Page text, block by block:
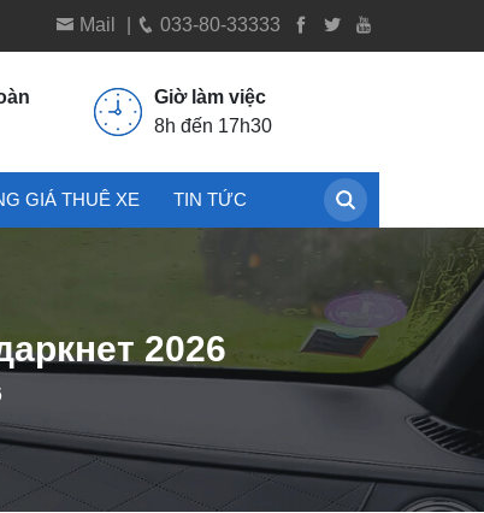
Mail 033-80-33333
Giờ làm việc
8h đến 17h30
GIÁ THUÊ XE TIN TỨC
2026